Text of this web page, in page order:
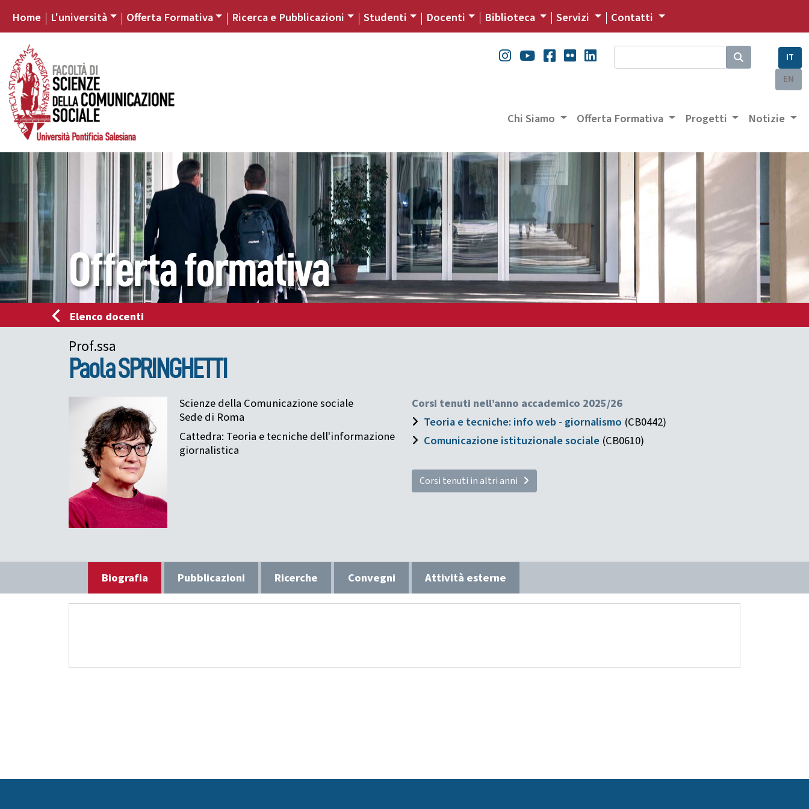
Home L'università Offerta Formativa Ricerca e Pubblicazioni Studenti Docenti Biblioteca Servizi Contatti
IT
EN
Chi Siamo Offerta Formativa Progetti Notizie
Offerta formativa
Elenco docenti
Prof.ssa
PaolaSPRINGHETTI
Scienze della Comunicazione sociale
Sede di Roma
Cattedra: Teoria e tecniche dell'informazione
giornalistica
Corsi tenuti nell’anno accademico 2025/26
Teoria e tecniche: info web - giornalismo (CB0442)
Comunicazione istituzionale sociale (CB0610)
Corsi tenuti in altri anni
Biografia Pubblicazioni Ricerche Convegni Attività esterne